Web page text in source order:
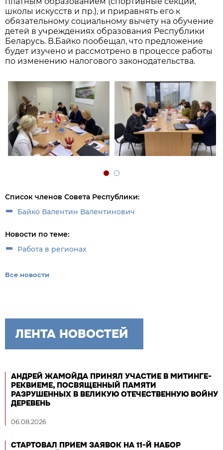
школы искусств и пр.), и приравнять его к
обязательному социальному вычету на обучение
детей в учреждениях образования Республики
Беларусь. В.Байко пообещал, что предложение
будет изучено и рассмотрено в процессе работы
по изменению налогового законодательства.
Список членов Совета Республики:
Байко Валентин Валентинович
Новости по теме:
Работа в регионах
Все новости
ЛЕНТА НОВОСТЕЙ
АНДРЕЙ ЖАМОЙДА ПРИНЯЛ УЧАСТИЕ В МИТИНГЕ-
РЕКВИЕМЕ, ПОСВЯЩЕННЫЙ ПАМЯТИ
РАЗРУШЕННЫХ В ВЕЛИКУЮ ОТЕЧЕСТВЕННУЮ ВОЙНУ
ДЕРЕВЕНЬ
06.08.2026
СТАРТОВАЛ ПРИЕМ ЗАЯВОК НА 11-Й НАБОР